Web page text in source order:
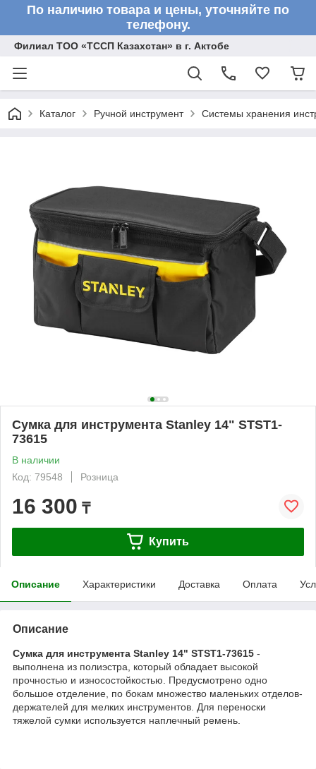
По наличию товара и цены, уточняйте по
телефону.
Филиал ТОО «ТССП Казахстан» в г. Актобе
Каталог Ручной инструмент Системы хранения
Сумка для инструмента Stanley 14" STST1-
73615
В наличии
Код: 79548
Розница
16 300 ₸
Купить
Описание Характеристики Доставка Оплата
Описание
Сумка для инструмента Stanley 14" STST1-73615 -
выполнена из полиэстра, который обладает высокой
прочностью и износостойкостью. Предусмотрено одно
большое отделение, по бокам множество маленьких отделов-
держателей для мелких инструментов. Для переноски
тяжелой сумки используется наплечный ремень.